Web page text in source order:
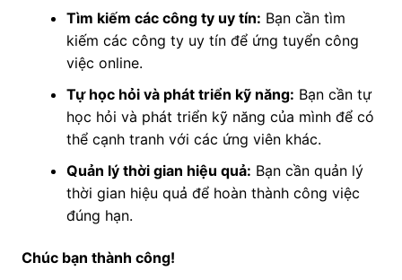
Tìm kiếm các công ty uy tín: Bạn cần tìm
kiếm các công ty uy tín để ứng tuyển công
việc online.
Tự học hỏi và phát triển kỹ năng: Bạn cần tự
học hỏi và phát triển kỹ năng của mình để có
thể cạnh tranh với các ứng viên khác.
Quản lý thời gian hiệu quả: Bạn cần quản lý
thời gian hiệu quả để hoàn thành công việc
đúng hạn.
Chúc bạn thành công!